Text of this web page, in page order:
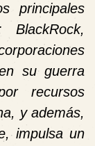
principales
su guerra
recursos
y además,
impulsa un